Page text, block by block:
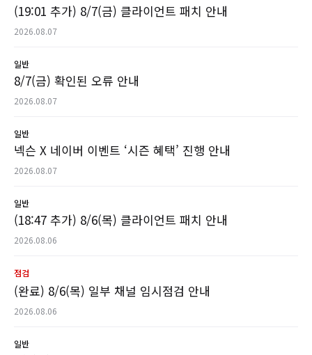
(19:01 추가) 8/7(금) 클라이언트 패치 안내
2026.08.07
일반
8/7(금) 확인된 오류 안내
2026.08.07
일반
넥슨 X 네이버 이벤트 ‘시즌 혜택’ 진행 안내
2026.08.07
일반
(18:47 추가) 8/6(목) 클라이언트 패치 안내
2026.08.06
점검
(완료) 8/6(목) 일부 채널 임시점검 안내
2026.08.06
일반